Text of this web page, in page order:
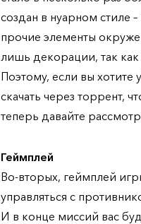
создан в нуарном стиле
прочие элементы
лишь декорации, так
Поэтому, если вы хотите
скачать через торрент,
теперь давайте
Геймплей
Во-вторых, геймплей
управляться с
И в конце миссий вас